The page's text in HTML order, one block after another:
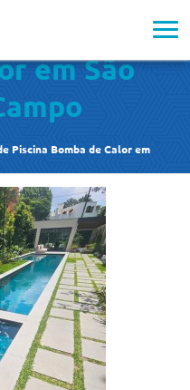
em São
Piscina Bomba de Calor em